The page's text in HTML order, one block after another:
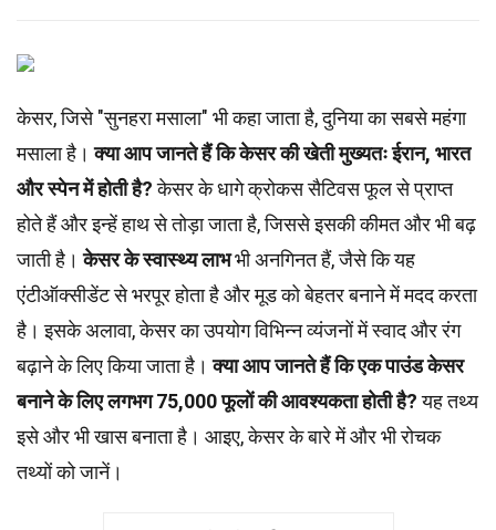
केसर, जिसे "सुनहरा मसाला" भी कहा जाता है, दुनिया का सबसे महंगा
मसाला है।क्या आप जानते हैं कि केसर की खेती मुख्यतः ईरान, भारत
और स्पेन में होती है?केसर के धागे क्रोकस सैटिवस फूल से प्राप्त
होते हैं और इन्हें हाथ से तोड़ा जाता है, जिससे इसकी कीमत और भी बढ़
जाती है।केसर के स्वास्थ्य लाभभी अनगिनत हैं, जैसे कि यह
एंटीऑक्सीडेंट से भरपूर होता है और मूड को बेहतर बनाने में मदद करता
है। इसके अलावा, केसर का उपयोग विभिन्न व्यंजनों में स्वाद और रंग
बढ़ाने के लिए किया जाता है।क्या आप जानते हैं कि एक पाउंड केसर
बनाने के लिए लगभग 75,000 फूलों की आवश्यकता होती है?यह तथ्य
इसे और भी खास बनाता है। आइए, केसर के बारे में और भी रोचक
तथ्यों को जानें।